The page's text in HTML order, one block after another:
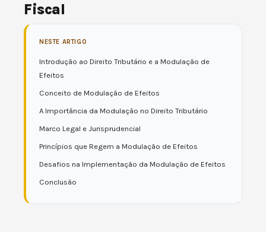
Fiscal
NESTE ARTIGO
Introdução ao Direito Tributário e a Modulação de
Efeitos
Conceito de Modulação de Efeitos
A Importância da Modulação no Direito Tributário
Marco Legal e Jurisprudencial
Princípios que Regem a Modulação de Efeitos
Desafios na Implementação da Modulação de Efeitos
Conclusão